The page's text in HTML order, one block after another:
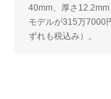
40mm、厚さ
モデルが315万7000
ずれも税込み）。